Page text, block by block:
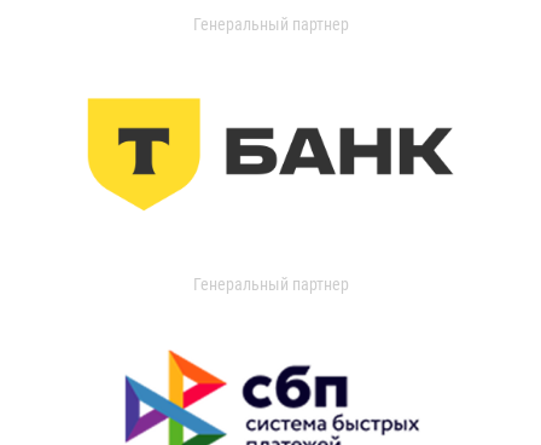
Генеральный партнер
Генеральный партнер